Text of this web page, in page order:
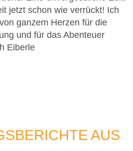
jetzt schon wie verrückt! Ich
ganzem Herzen für die
und für das Abenteuer
Eiberle
AUS